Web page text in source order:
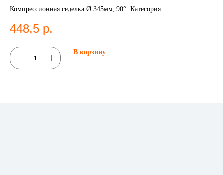
Компрессионная седелка Ø 345мм, 90°. Категория:
448,5 р.
В корзину